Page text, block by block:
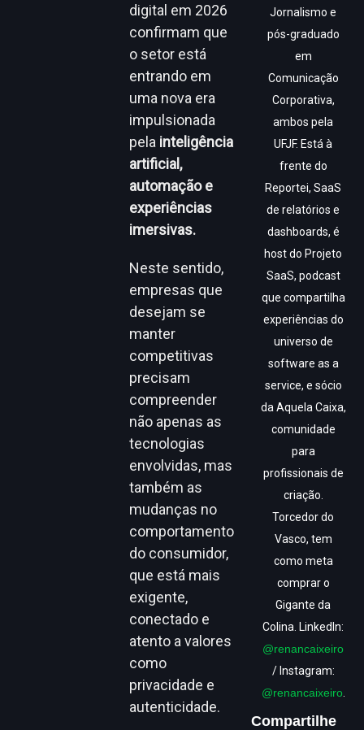
digital em 2026
confirmam que
o setor está
entrando em
uma nova era
impulsionada
pela inteligência
artificial,
automação e
experiências
imersivas.
Neste sentido,
empresas que
desejam se
manter
competitivas
precisam
compreender
não apenas as
tecnologias
envolvidas, mas
também as
mudanças no
comportamento
do consumidor,
que está mais
exigente,
conectado e
atento a valores
como
privacidade e
autenticidade.
Jornalismo e
pós-graduado
em
Comunicação
Corporativa,
ambos pela
UFJF. Está à
frente do
Reportei, SaaS
de relatórios e
dashboards, é
host do Projeto
SaaS, podcast
que compartilha
experiências do
universo de
software as a
service, e sócio
da Aquela Caixa,
comunidade
para
profissionais de
criação.
Torcedor do
Vasco, tem
como meta
comprar o
Gigante da
Colina. LinkedIn:
@renancaixeiro
/ Instagram:
@renancaixeiro.
Compartilhe